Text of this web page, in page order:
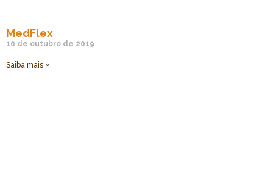
MedFlex
10 de outubro de 2019
Saiba mais »